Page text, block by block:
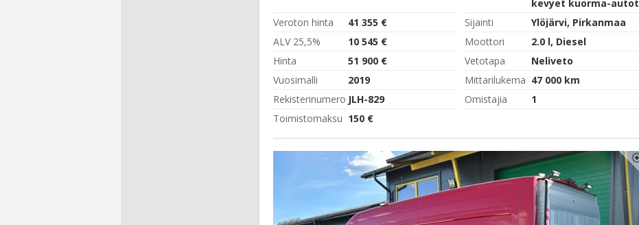
kevyet kuorma-autot
Veroton hinta
41 355 € Sijainti
Ylöjärvi, Pirkanmaa
ALV 25,5%
10 545 € Moottori
2.0 l, Diesel
Hinta
51 900 € Vetotapa
Neliveto
Vuosimalli
2019 Mittarilukema 47 000 km
Rekisterinumero JLH-829 Omistajia
1
Toimistomaksu 150 €